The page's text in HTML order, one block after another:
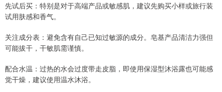
先试后买：特别是对于高端产品或敏感肌，建议先购买小样或旅行装
试用肤感和香气。
关注成分表：避免含有自己已知过敏源的成分。皂基产品清洁力强但
可能拔干，干敏肌需谨慎。
配合水温：过热的水会过度带走皮脂，即使用保湿型沐浴露也可能感
觉干燥，建议使用温水沐浴。